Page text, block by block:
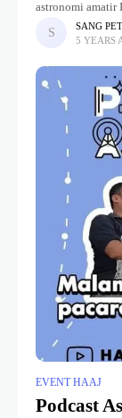
astronomi amatir
SANG
5 YEARS
EVENT HAAJ
Podcast